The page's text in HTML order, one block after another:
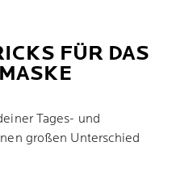
FÜR DAS
Tages- und
großen Unterschied